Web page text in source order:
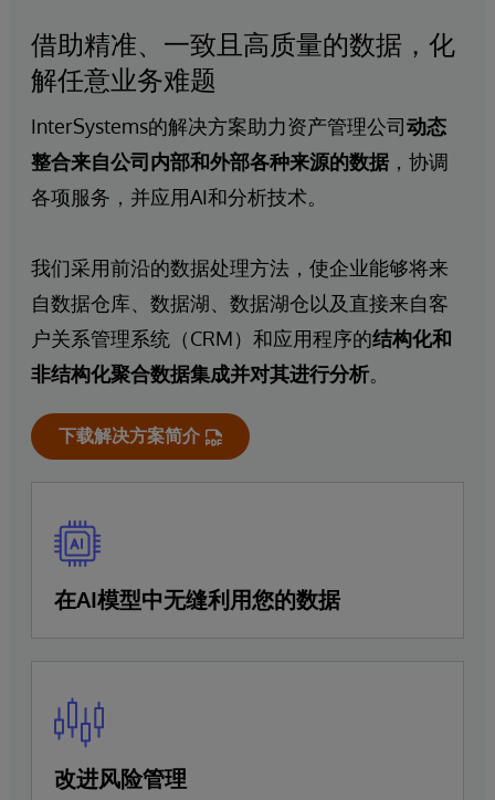
借助精准、一致且高质量的数据，化
解任意业务难题
InterSystems的解决方案助力资产管理公司动态
整合来自公司内部和外部各种来源的数据 ，协调
各项服务，并应用AI和分析技术。
我们采用前沿的数据处理方法，使企业能够将来
自数据仓库、数据湖、数据湖仓以及直接来自客
户关系管理系统（CRM）和应用程序的结构化和
非结构化聚合数据集成并对其进行分析。
下载解决方案简介
在AI模型中无缝利用您的数据
改进风险管理